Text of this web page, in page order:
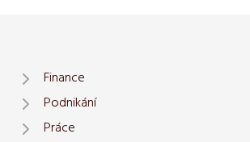
Finance
Podnikání
Práce